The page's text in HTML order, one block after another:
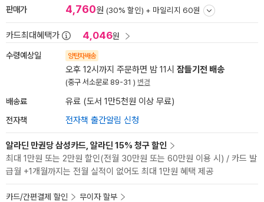
판매가 4,760원 (30% 할인) + 마일리지 60원
카드최대혜택가 4,046원
수령예상일 양탄자배송
오후 12시까지 주문하면 밤 11시 잠들기전 배송
(중구 서소문로 89-31 ) 변경
배송료 유료 (도서 1만5천원 이상 무료)
전자책 전자책 출간알림 신청
알라딘 만권당 삼성카드, 알라딘 15% 청구 할인
최대 1만원 또는 2만원 할인(전월 30만원 또는 60만원 이용 시) / 카드 발
급월 +1개월까지는 전월 실적이 없어도 최대 1만원 혜택 제공
카드/간편결제 할인 무이자 할부